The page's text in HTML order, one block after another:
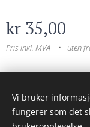
kr 35,00
Pris inkl. MVA uten
©
Drevet
Vi bruker
fungerer som det